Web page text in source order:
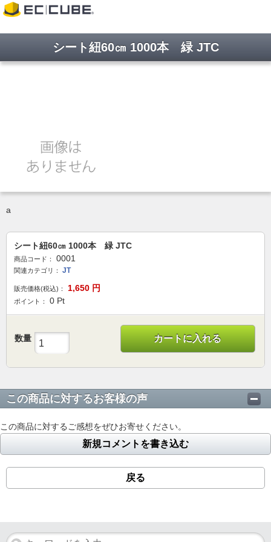
シート紐60㎝ 1000本 緑 JTC
a
シート紐60㎝ 1000本 緑 JTC
商品コード： 0001
関連カテゴリ： JT
販売価格(税込)： 1,650 円
ポイント： 0 Pt
数量 カートに入れる
この商品に対するお客様の声
この商品に対するご感想をぜひお寄せください。
新規コメントを書き込む
戻る